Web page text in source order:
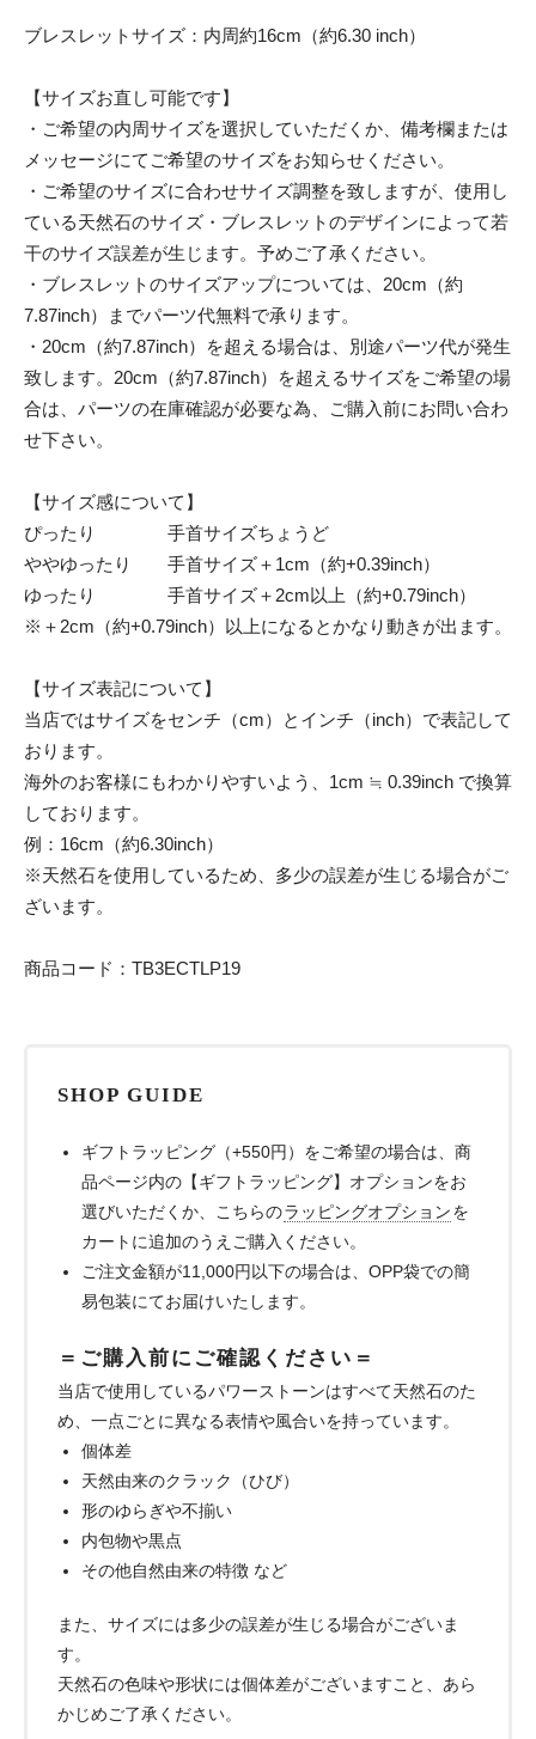
ブレスレットサイズ：内周約16cm（約6.30 inch）
【サイズお直し可能です】
・ご希望の内周サイズを選択していただくか、備考欄または
メッセージにてご希望のサイズをお知らせください。
・ご希望のサイズに合わせサイズ調整を致しますが、使用し
ている天然石のサイズ・ブレスレットのデザインによって若
干のサイズ誤差が生じます。予めご了承ください。
・ブレスレットのサイズアップについては、20cm（約
7.87inch）までパーツ代無料で承ります。
・20cm（約7.87inch）を超える場合は、別途パーツ代が発生
致します。20cm（約7.87inch）を超えるサイズをご希望の場
合は、パーツの在庫確認が必要な為、ご購入前にお問い合わ
せ下さい。
【サイズ感について】
ぴったり 手首サイズちょうど
ややゆったり 手首サイズ＋1cm（約+0.39inch）
ゆったり 手首サイズ＋2cm以上（約+0.79inch）
※＋2cm（約+0.79inch）以上になるとかなり動きが出ます。
【サイズ表記について】
当店ではサイズをセンチ（cm）とインチ（inch）で表記して
おります。
海外のお客様にもわかりやすいよう、1cm ≒ 0.39inch で換算
しております。
例：16cm（約6.30inch）
※天然石を使用しているため、多少の誤差が生じる場合がご
ざいます。
商品コード：TB3ECTLP19
SHOP GUIDE
ギフトラッピング（+550円）をご希望の場合は、商
品ページ内の【ギフトラッピング】オプションをお
選びいただくか、こちらのラッピングオプションを
カートに追加のうえご購入ください。
ご注文金額が11,000円以下の場合は、OPP袋での簡
易包装にてお届けいたします。
＝ご購入前にご確認ください＝
当店で使用しているパワーストーンはすべて天然石のた
め、一点ごとに異なる表情や風合いを持っています。
個体差
天然由来のクラック（ひび）
形のゆらぎや不揃い
内包物や黒点
その他自然由来の特徴 など
また、サイズには多少の誤差が生じる場合がございま
す。
天然石の色味や形状には個体差がございますこと、あら
かじめご了承ください。